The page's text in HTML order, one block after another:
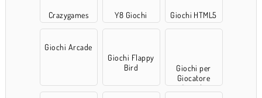
Crazygames Y8 Giochi Giochi HTML5
Giochi Arcade
Giochi Flappy
Bird
Giochi per
Giocatore
Singolo